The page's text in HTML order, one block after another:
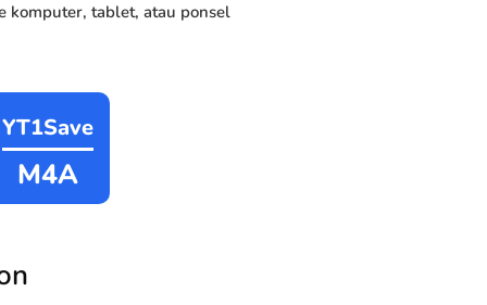
komputer, tablet, atau ponsel
YT1Save
M4A